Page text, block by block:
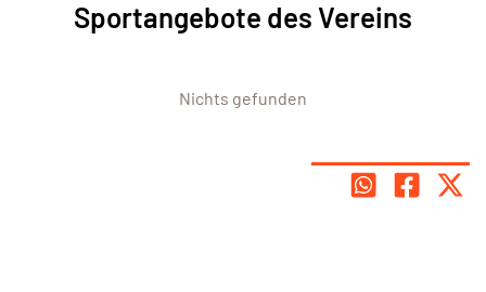
Sportangebote des Vereins
Nichts gefunden